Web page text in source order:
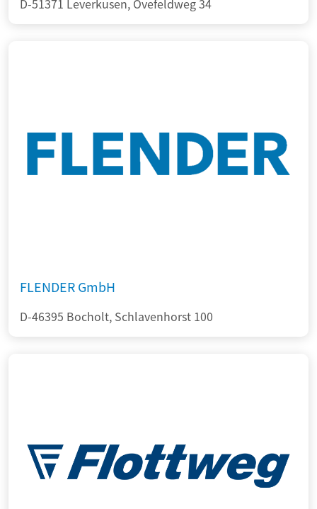
D-51371 Leverkusen, Ovefeldweg 34
FLENDER GmbH
D-46395 Bocholt, Schlavenhorst 100